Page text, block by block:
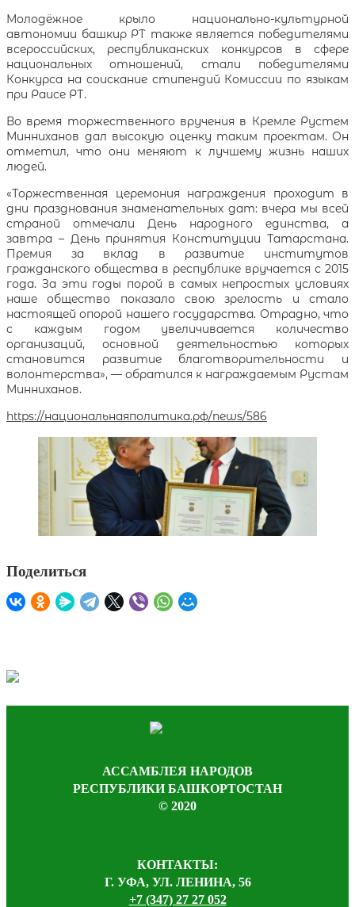
Молодёжное крыло национально-культурной
автономии башкир РТ также является победителями
всероссийских, республиканских конкурсов в сфере
национальных отношений, стали победителями
Конкурса на соискание стипендий Комиссии по языкам
при Раисе РТ.
Во время торжественного вручения в Кремле Рустем
Минниханов дал высокую оценку таким проектам. Он
отметил, что они меняют к лучшему жизнь наших
людей.
«Торжественная церемония награждения проходит в
дни празднования знаменательных дат: вчера мы всей
страной отмечали День народного единства, а
завтра – День принятия Конституции Татарстана.
Премия за вклад в развитие институтов
гражданского общества в республике вручается с 2015
года. За эти годы порой в самых непростых условиях
наше общество показало свою зрелость и стало
настоящей опорой нашего государства. Отрадно, что
с каждым годом увеличивается количество
организаций, основной деятельностью которых
становится развитие благотворительности и
волонтерства», — обратился к награждаемым Рустам
Минниханов.
https://национальнаяполитика.рф/news/586
Поделиться
АССАМБЛЕЯ НАРОДОВ
РЕСПУБЛИКИ БАШКОРТОСТАН
© 2020
КОНТАКТЫ:
Г. УФА, УЛ. ЛЕНИНА, 56
+7 (347) 27 27 052